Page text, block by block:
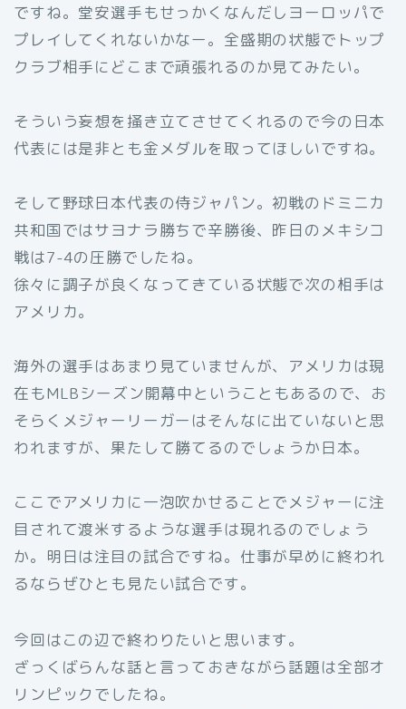
ですね。堂安選手もせっかくなんだしヨーロッパで
プレイしてくれないかなー。全盛期の状態でトップ
クラブ相手にどこまで頑張れるのか見てみたい。
そういう妄想を掻き立てさせてくれるので今の日本
代表には是非とも金メダルを取ってほしいですね。
そして野球日本代表の侍ジャパン。初戦のドミニカ
共和国ではサヨナラ勝ちで辛勝後、昨日のメキシコ
戦は7-4の圧勝でしたね。
徐々に調子が良くなってきている状態で次の相手は
アメリカ。
海外の選手はあまり見ていませんが、アメリカは現
在もMLBシーズン開幕中ということもあるので、お
そらくメジャーリーガーはそんなに出ていないと思
われますが、果たして勝てるのでしょうか日本。
ここでアメリカに一泡吹かせることでメジャーに注
目されて渡米するような選手は現れるのでしょう
か。明日は注目の試合ですね。仕事が早めに終われ
るならぜひとも見たい試合です。
今回はこの辺で終わりたいと思います。
ざっくばらんな話と言っておきながら話題は全部オ
リンピックでしたね。